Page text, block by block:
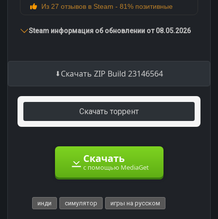
Из 27 отзывов в Steam - 81% позитивные
Steam информация об обновлении от 08.05.2026
Скачать ZIP Build 23146564
Скачать торрент
Скачать
с помощью MediaGet
инди симулятор игры на русском